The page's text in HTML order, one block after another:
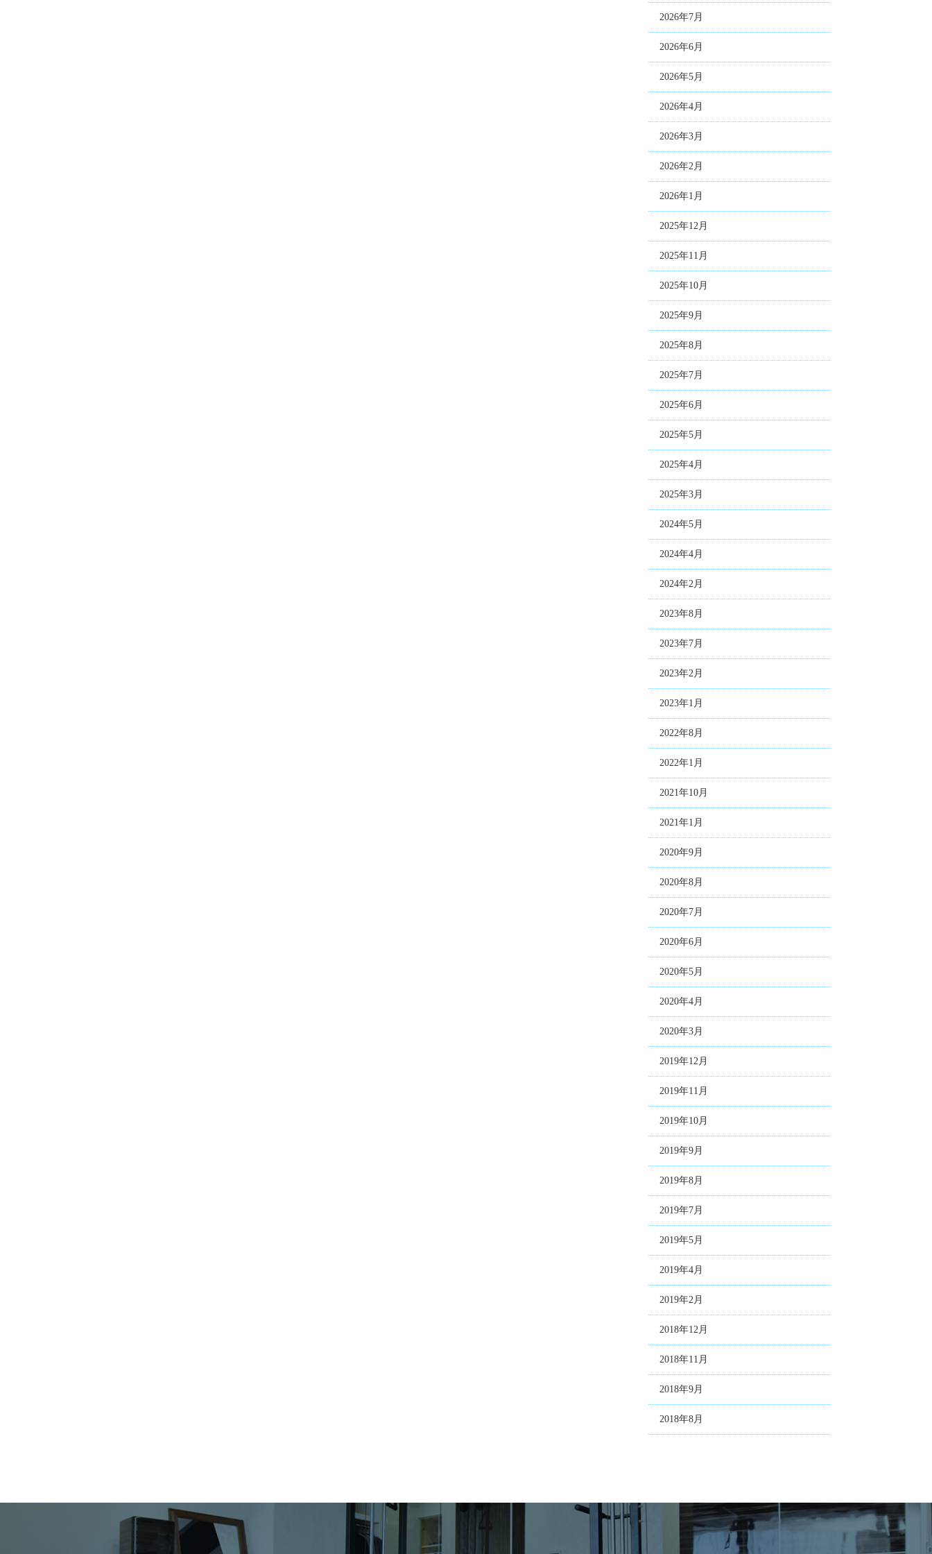
2026年7月
2026年6月
2026年5月
2026年4月
2026年3月
2026年2月
2026年1月
2025年12月
2025年11月
2025年10月
2025年9月
2025年8月
2025年7月
2025年6月
2025年5月
2025年4月
2025年3月
2024年5月
2024年4月
2024年2月
2023年8月
2023年7月
2023年2月
2023年1月
2022年8月
2022年1月
2021年10月
2021年1月
2020年9月
2020年8月
2020年7月
2020年6月
2020年5月
2020年4月
2020年3月
2019年12月
2019年11月
2019年10月
2019年9月
2019年8月
2019年7月
2019年5月
2019年4月
2019年2月
2018年12月
2018年11月
2018年9月
2018年8月